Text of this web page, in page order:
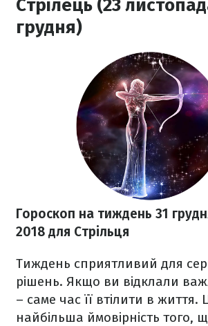
Стрілець (23
грудня)
Гороскоп на тиждень 31
2018 для Стрільця
Тиждень сприятливий для
рішень. Якщо ви відклали
– саме час її втілити в життя.
найбільша ймовірність того,